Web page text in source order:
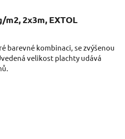
2x3m, EXTOL
barevné kombinaci, se zvýšenou
velikost plachty udává